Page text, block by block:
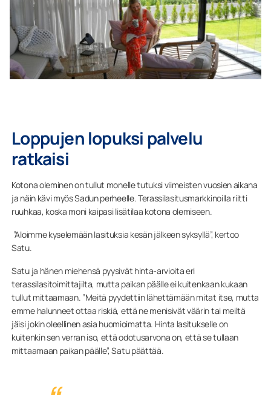
Loppujen lopuksi palvelu
ratkaisi
Kotona oleminen on tullut monelle tutuksi viimeisten vuosien aikana
ja näin kävi myös Sadun perheelle. Terassilasitusmarkkinoilla riitti
ruuhkaa, koska moni kaipasi lisätilaa kotona olemiseen.
”Aloimme kyselemään lasituksia kesän jälkeen syksyllä”, kertoo
Satu.
Satu ja hänen miehensä pyysivät hinta-arvioita eri
terassilasitoimittajilta, mutta paikan päälle ei kuitenkaan kukaan
tullut mittaamaan. ”Meitä pyydettiin lähettämään mitat itse, mutta
emme halunneet ottaa riskiä, että ne menisivät väärin tai meiltä
jäisi jokin oleellinen asia huomioimatta. Hinta lasitukselle on
kuitenkin sen verran iso, että odotusarvona on, että se tullaan
mittaamaan paikan päälle”, Satu päättää.